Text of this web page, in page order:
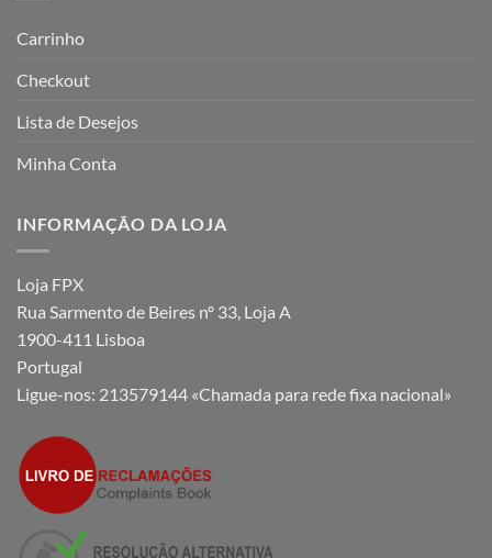
Carrinho
Checkout
Lista de Desejos
Minha Conta
INFORMAÇÃO DA LOJA
Loja FPX
Rua Sarmento de Beires nº 33, Loja A
1900-411 Lisboa
Portugal
Ligue-nos: 213579144 «Chamada para rede fixa nacional»